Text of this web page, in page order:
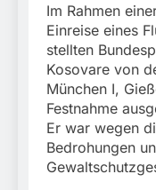
Im Rahmen
Einreise eines
stellten
Kosovare von
München I,
Festnahme
Er war wegen
Bedrohungen